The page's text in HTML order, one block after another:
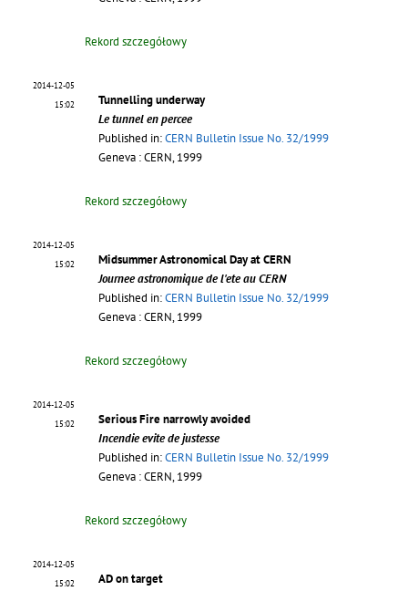
Rekord szczegółowy
2014-12-05
15:02
Tunnelling underway
Le tunnel en percee
Published in:CERN Bulletin Issue No. 32/1999
Geneva : CERN, 1999
Rekord szczegółowy
2014-12-05
15:02
Midsummer Astronomical Day at CERN
Journee astronomique de l'ete au CERN
Published in:CERN Bulletin Issue No. 32/1999
Geneva : CERN, 1999
Rekord szczegółowy
2014-12-05
15:02
Serious Fire narrowly avoided
Incendie evite de justesse
Published in:CERN Bulletin Issue No. 32/1999
Geneva : CERN, 1999
Rekord szczegółowy
2014-12-05
15:02
AD on target